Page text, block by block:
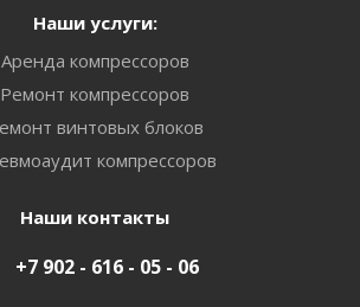
Наши услуги:
Аренда компрессоров
Ремонт компрессоров
винтовых блоков
компрессоров
Наши контакты
+7 902 - 616 - 05 - 06